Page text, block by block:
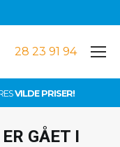
28 23 91 94
VILDE PRISER!
GÅET I